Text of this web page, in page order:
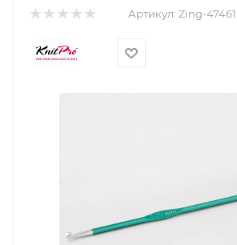
Артикул: Zing-47461